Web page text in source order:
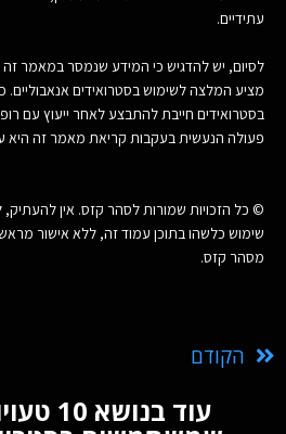
עתידיים.
לסיום, יש להדגיש כי המידע שנמסר במאמר זה
מציע המלצה לשימוש בסטרואידים אנאבוליים.
בסטרואידים חייבת להתבצע לאחר ייעוץ עם
פעולה הנעשית בעקבות קריאת מאמר זה היא
© כל הזכויות שמורות לסהר קזס. אין
שימוש כלשהו בתוכן עמוד זה, ללא אישור
מסהר קזס.
הקודם
עוד